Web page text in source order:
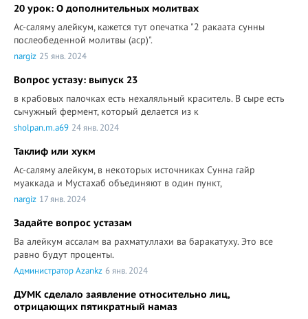
20 урок: О дополнительных молитвах
Ас-саляму алейкум, кажется тут опечатка "2 ракаата сунны
послеобеденной молитвы (аср)".
nargiz 25 янв. 2024
Вопрос устазу: выпуск 23
в крабовых палочках есть нехаляльный краситель. В сыре есть
сычужный фермент, который делается из к
sholpan.m.a69 24 янв. 2024
Таклиф или хукм
Ас-саляму алейкум, в некоторых источниках Сунна гайр
муаккада и Мустахаб объединяют в один пункт,
nargiz 17 янв. 2024
Задайте вопрос устазам
Ва алейкум ассалам ва рахматуллахи ва баракатуху. Это все
равно будут проценты.
Администратор Azankz 6 янв. 2024
ДУМК сделало заявление относительно лиц,
отрицающих пятикратный намаз